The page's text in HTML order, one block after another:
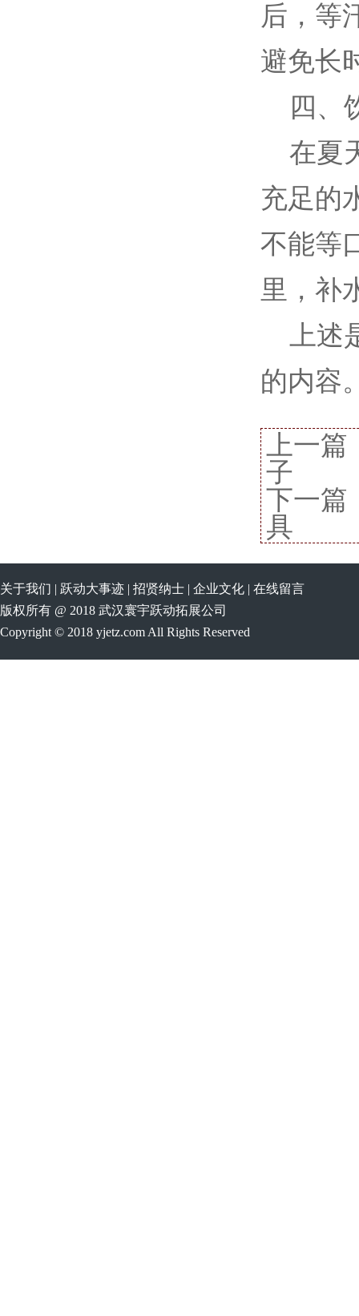
后，等
避免长
四、
在夏
充足的
不能等
里，补
上述
的内容
上一篇
子
下一篇
具
关于我们 | 跃动大事迹 | 招贤纳士 | 企业文化 | 在线留言
版权所有 @ 2018 武汉寰宇跃动拓展公司
Copyright © 2018 yjetz.com All Rights Reserved